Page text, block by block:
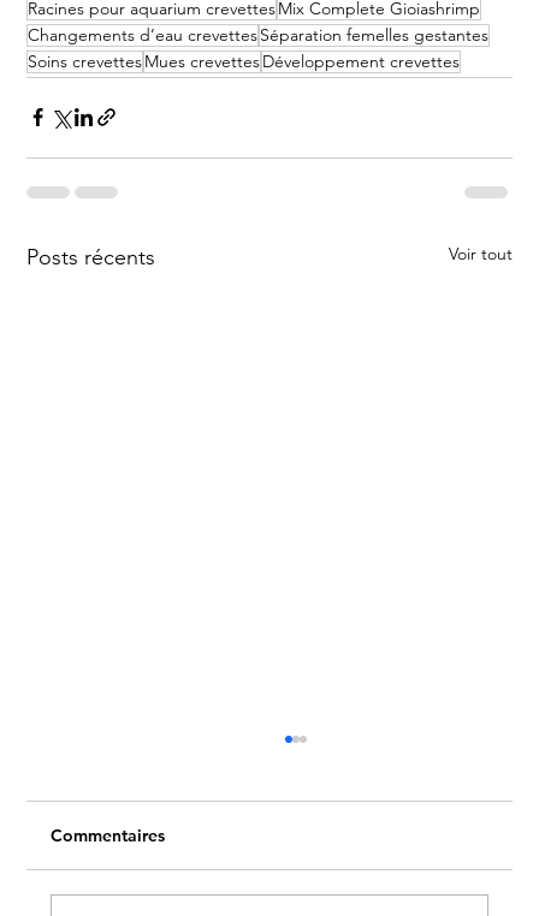
Racines pour aquarium crevettesMix Complete Gioiashrimp
Changements d’eau crevettesSéparation femelles gestantes
Soins crevettesMues crevettesDéveloppement crevettes
Posts récents Voir tout
Commentaires